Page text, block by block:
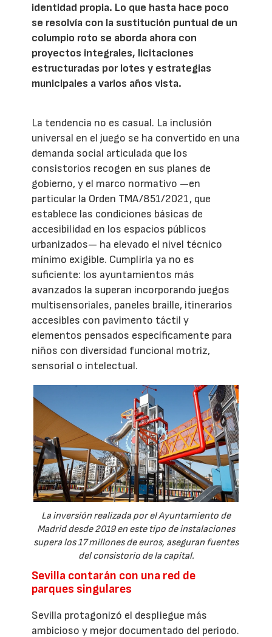
identidad propia. Lo que hasta hace poco
se resolvía con la sustitución puntual de un
columpio roto se aborda ahora con
proyectos integrales, licitaciones
estructuradas por lotes y estrategias
municipales a varios años vista.
La tendencia no es casual. La inclusión
universal en el juego se ha convertido en una
demanda social articulada que los
consistorios recogen en sus planes de
gobierno, y el marco normativo —en
particular la Orden TMA/851/2021, que
establece las condiciones básicas de
accesibilidad en los espacios públicos
urbanizados— ha elevado el nivel técnico
mínimo exigible. Cumplirla ya no es
suficiente: los ayuntamientos más
avanzados la superan incorporando juegos
multisensoriales, paneles braille, itinerarios
accesibles con pavimento táctil y
elementos pensados específicamente para
niños con diversidad funcional motriz,
sensorial o intelectual.
La inversión realizada por el Ayuntamiento de
Madrid desde 2019 en este tipo de instalaciones
supera los 17 millones de euros, aseguran fuentes
del consistorio de la capital.
Sevilla contarán con una red de
parques singulares
Sevilla protagonizó el despliegue más
ambicioso y mejor documentado del periodo.